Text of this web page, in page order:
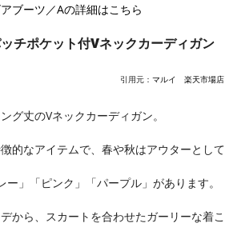
ブーツ／Aの詳細はこちら
チポケット付Vネックカーディガン
引用元： マルイ 楽天市場店
グ丈のVネックカーディガン。
的なアイテムで、春や秋はアウターとし
」「ピンク」「パープル」があります。
から、スカートを合わせたガーリーな着